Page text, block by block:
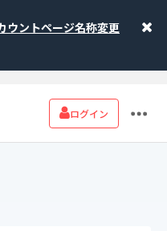
ントページ名称変更
ログイン